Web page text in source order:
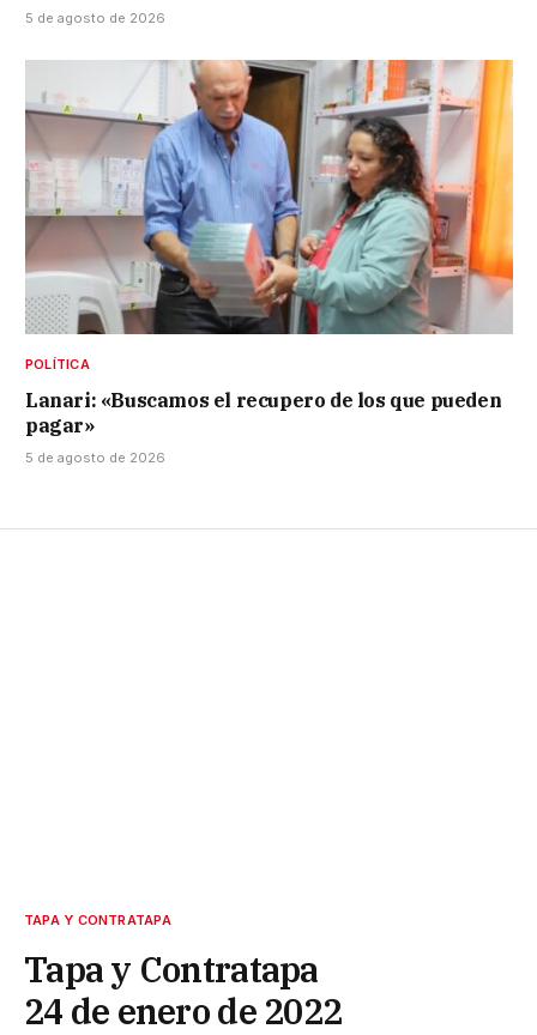
5 de agosto de 2026
POLÍTICA
Lanari: «Buscamos el recupero de los que pueden
pagar»
5 de agosto de 2026
TAPA Y CONTRATAPA
Tapa y Contratapa
24 de enero de 2022